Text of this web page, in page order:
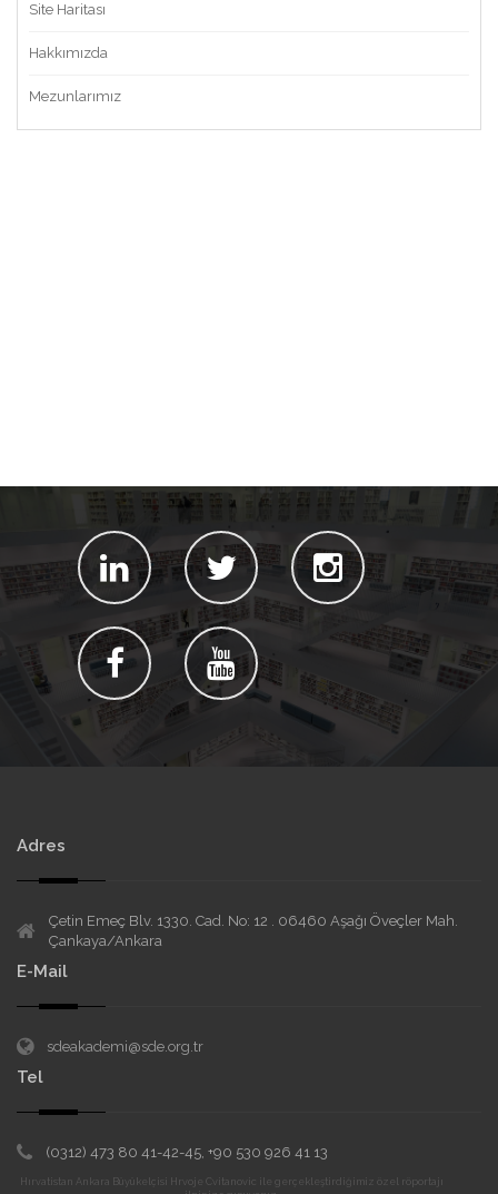
Site Haritası
Hakkımızda
Mezunlarımız
Adres
Çetin Emeç Blv. 1330. Cad. No: 12 . 06460 Aşağı Öveçler Mah.
Çankaya/Ankara
E-Mail
sdeakademi@sde.org.tr
Tel
(0312) 473 80 41-42-45, +90 530 926 41 13
Hırvatistan Ankara Büyükelçisi Hrvoje Cvitanovic ile gerçekleştirdiğimiz özel röportajı